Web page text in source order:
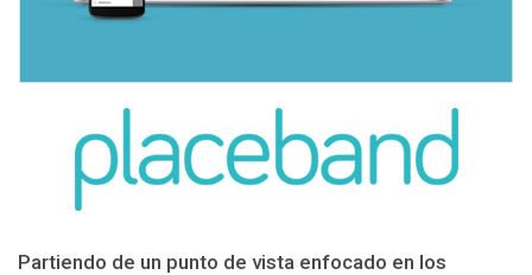
Partiendo de un punto de vista enfocado en los